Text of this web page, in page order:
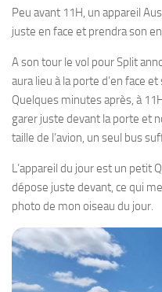
Peu avant 11H, un appareil
juste en face et prendra son
A son tour le vol pour Split
aura lieu à la porte d’en face
Quelques minutes après, à
garer juste devant la porte et
taille de l’avion, un seul bus
L’appareil du jour est un petit
dépose juste devant, ce qui
photo de mon oiseau du jour.